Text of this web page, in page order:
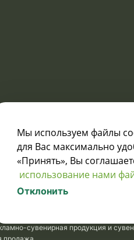
Узнавайте о
и акциях:
сайта
сувенирная продукция и
Мы используем файлы
для Вас максимально
«Принять», Вы
использование нами
Отклонить